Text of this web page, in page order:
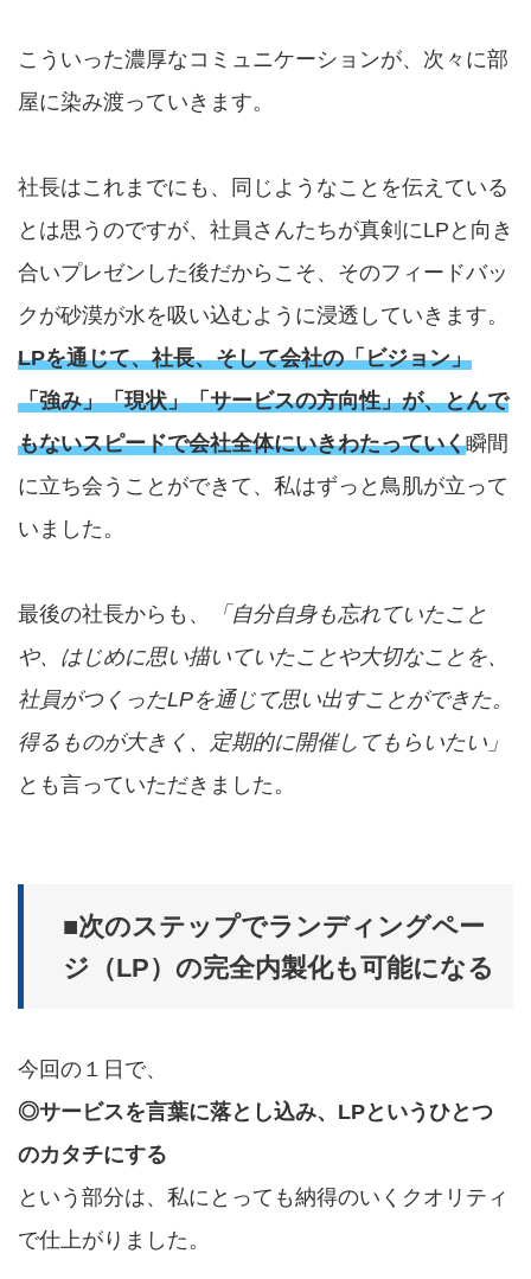
こういった濃厚なコミュニケーションが、次々に部
屋に染み渡っていきます。
社長はこれまでにも、同じようなことを伝えている
とは思うのですが、社員さんたちが真剣にLPと向き
合いプレゼンした後だからこそ、そのフィードバッ
クが砂漠が水を吸い込むように浸透していきます。
LPを通じて、社長、そして会社の「ビジョン」
「強み」「現状」「サービスの方向性」が、とんで
もないスピードで会社全体にいきわたっていく瞬間
に立ち会うことができて、私はずっと鳥肌が立って
いました。
最後の社長からも、
「自分自身も忘れていたこと
や、はじめに思い描いていたことや大切なことを、
社員がつくったLPを通じて思い出すことができた。
得るものが大きく、定期的に開催してもらいたい」
とも言っていただきました。
■次のステップでランディングペー
ジ（LP）の完全内製化も可能になる
今回の１日で、
◎サービスを言葉に落とし込み、LPというひとつ
のカタチにする
という部分は、私にとっても納得のいくクオリティ
で仕上がりました。